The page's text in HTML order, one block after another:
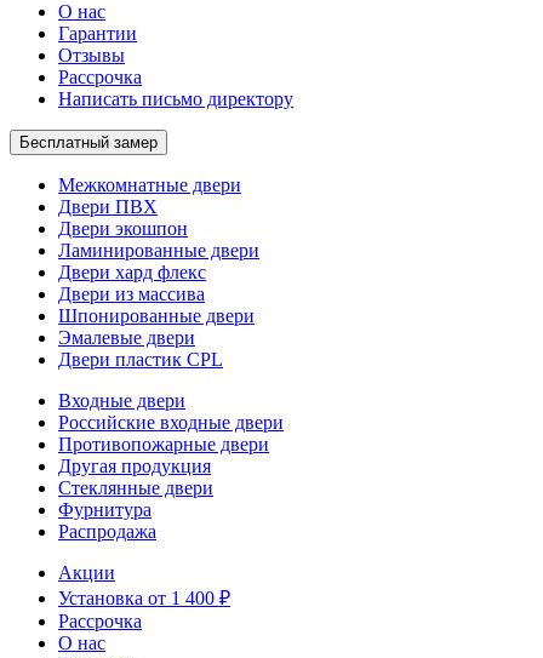
О нас
Гарантии
Отзывы
Рассрочка
Написать письмо директору
Бесплатный замер
Межкомнатные двери
Двери ПВХ
Двери экошпон
Ламинированные двери
Двери хард флекс
Двери из массива
Шпонированные двери
Эмалевые двери
Двери пластик CPL
Входные двери
Российские входные двери
Противопожарные двери
Другая продукция
Стеклянные двери
Фурнитура
Распродажа
Акции
Установка от 1 400 ₽
Рассрочка
О нас